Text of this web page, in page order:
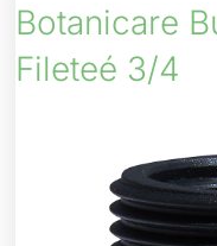
Botanicare
Fileteé 3/4